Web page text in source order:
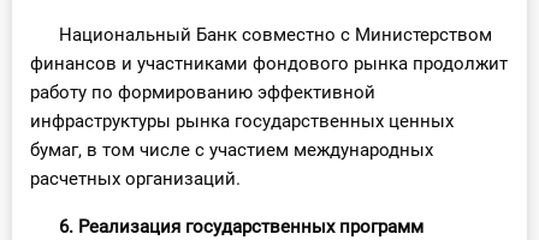
Национальный Банк совместно с Министерством
финансов и участниками фондового рынка продолжит
работу по формированию эффективной
инфраструктуры рынка государственных ценных
бумаг, в том числе с участием международных
расчетных организаций.
6. Реализация государственных программ